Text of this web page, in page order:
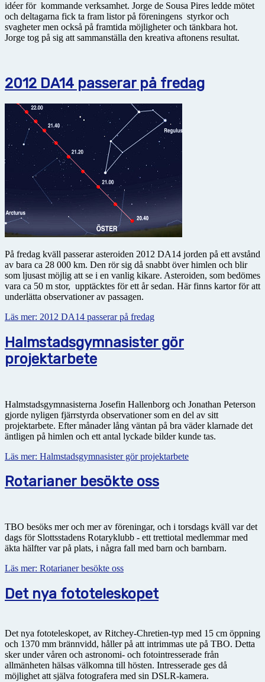
idéer för kommande verksamhet. Jorge de Sousa Pires ledde mötet
och deltagarna fick ta fram listor på föreningens styrkor och
svagheter men också på framtida möjligheter och tänkbara hot.
Jorge tog på sig att sammanställa den kreativa aftonens resultat.
2012 DA14 passerar på fredag
På fredag kväll passerar asteroiden 2012 DA14 jorden på ett avstånd
av bara ca 28 000 km. Den rör sig då snabbt över himlen och blir
som ljusast möjlig att se i en vanlig kikare. Asteroiden, som bedömes
vara ca 50 m stor, upptäcktes för ett år sedan. Här finns kartor för att
underlätta observationer av passagen.
Läs mer: 2012 DA14 passerar på fredag
Halmstadsgymnasister gör
projektarbete
Halmstadsgymnasisterna Josefin Hallenborg och Jonathan Peterson
gjorde nyligen fjärrstyrda observationer som en del av sitt
projektarbete. Efter månader lång väntan på bra väder klarnade det
äntligen på himlen och ett antal lyckade bilder kunde tas.
Läs mer: Halmstadsgymnasister gör projektarbete
Rotarianer besökte oss
TBO besöks mer och mer av föreningar, och i torsdags kväll var det
dags för Slottsstadens Rotaryklubb - ett trettiotal medlemmar med
äkta hälfter var på plats, i några fall med barn och barnbarn.
Läs mer: Rotarianer besökte oss
Det nya fototeleskopet
Det nya fototeleskopet, av Ritchey-Chretien-typ med 15 cm öppning
och 1370 mm brännvidd, håller på att intrimmas ute på TBO. Detta
sker under våren och astronomi- och fotointresserade från
allmänheten hälsas välkomna till hösten. Intresserade ges då
möjlighet att själva fotografera med sin DSLR-kamera.